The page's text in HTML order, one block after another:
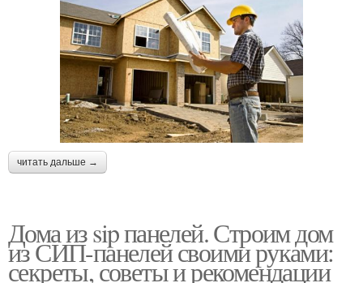
читать дальше →
Дома из sip панелей. Строим дом
из СИП-панелей своими руками:
секреты, советы и рекомендации